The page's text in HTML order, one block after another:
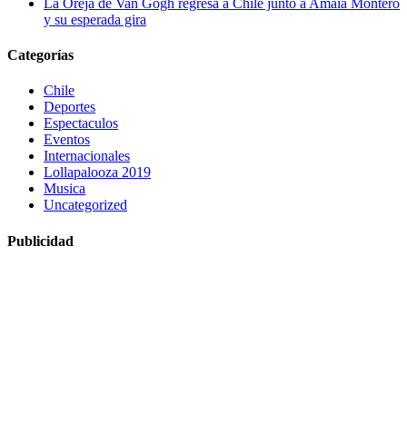
La Oreja de Van Gogh regresa a Chile junto a Amaia Montero
y su esperada gira
Categorías
Chile
Deportes
Espectaculos
Eventos
Internacionales
Lollapalooza 2019
Musica
Uncategorized
Publicidad